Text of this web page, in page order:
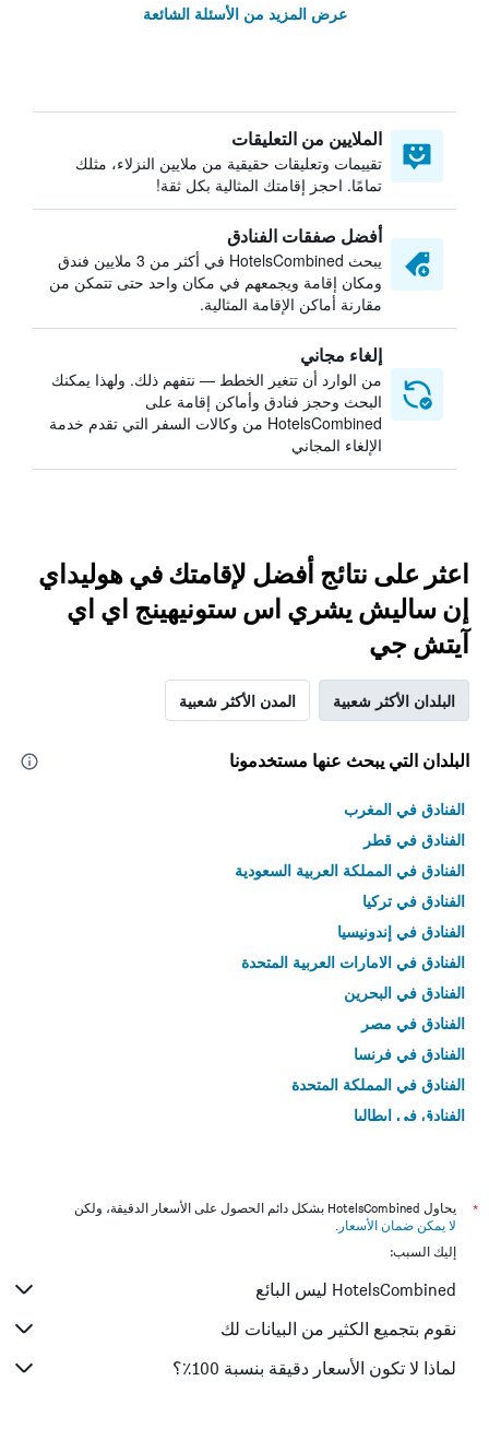
عرض المزيد من الأسئلة الشائعة
الملايين من التعليقات
تقييمات وتعليقات حقيقية من ملايين النزلاء، مثلك
تمامًا. احجز إقامتك المثالية بكل ثقة!
أفضل صفقات الفنادق
يبحث HotelsCombined في أكثر من 3 ملايين فندق
ومكان إقامة ويجمعهم في مكان واحد حتى تتمكن من
مقارنة أماكن الإقامة المثالية.
إلغاء مجاني
من الوارد أن تتغير الخطط — نتفهم ذلك. ولهذا يمكنك
البحث وحجز فنادق وأماكن إقامة على
HotelsCombined من وكالات السفر التي تقدم خدمة
الإلغاء المجاني
اعثر على نتائج أفضل لإقامتك في هوليداي
إن ساليش يشري اس ستونيهينج اي اي
آيتش جي
البلدان الأكثر شعبية المدن الأكثر شعبية
البلدان التي يبحث عنها مستخدمونا
الفنادق في المغرب
الفنادق في قطر
الفنادق في المملكة العربية السعودية
الفنادق في تركيا
الفنادق في إندونيسيا
الفنادق في الامارات العربية المتحدة
الفنادق في البحرين
الفنادق في مصر
الفنادق في فرنسا
الفنادق في المملكة المتحدة
الفنادق في إيطاليا
*
يحاول HotelsCombined بشكل دائم الحصول على الأسعار الدقيقة، ولكن
لا يمكن ضمان الأسعار .
إليك السبب:
HotelsCombined ليس البائع
نقوم بتجميع الكثير من البيانات لك
لماذا لا تكون الأسعار دقيقة بنسبة 100٪؟